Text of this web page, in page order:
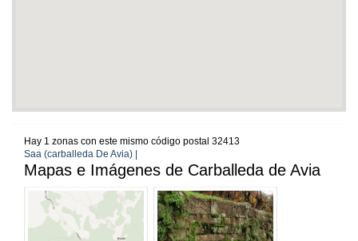
Hay 1 zonas con este mismo código postal 32413
Saa (carballeda De Avia) |
Mapas e Imágenes de Carballeda de Avia